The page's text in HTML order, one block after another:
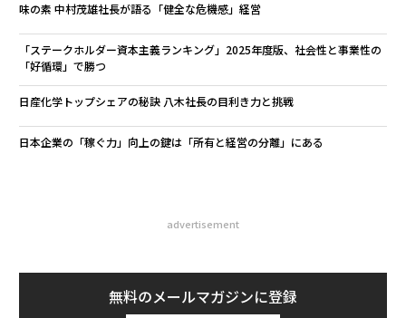
味の素 中村茂雄社長が語る「健全な危機感」経営
「ステークホルダー資本主義ランキング」2025年度版、社会性と事業性の
「好循環」で勝つ
日産化学トップシェアの秘訣 八木社長の目利き力と挑戦
日本企業の「稼ぐ力」向上の鍵は「所有と経営の分離」にある
advertisement
無料のメールマガジンに登録